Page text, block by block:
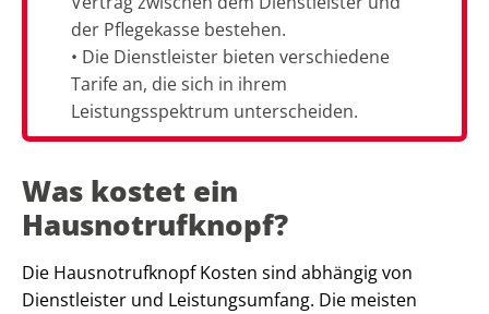
der Pflegekasse bestehen.
• Die Dienstleister bieten verschiedene
Tarife an, die sich in ihrem
Leistungsspektrum unterscheiden.
Was kostet ein
Hausnotrufknopf?
Die Hausnotrufknopf Kosten sind abhängig von
Dienstleister und Leistungsumfang. Die meisten